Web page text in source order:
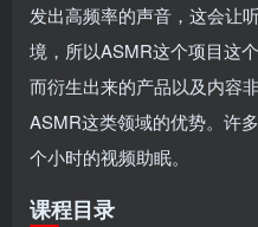
发出高频率的声音，这会让
境，所以ASMR这个项目这
而衍生出来的产品以及内容
ASMR这类领域的优势。许
个小时的视频助眠。
课程目录